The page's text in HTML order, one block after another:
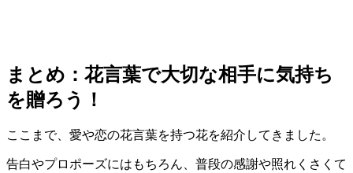
まとめ：花言葉で大切な相手に気持ち
を贈ろう！
ここまで、愛や恋の花言葉を持つ花を紹介してきました。
告白やプロポーズにはもちろん、普段の感謝や照れくさくて